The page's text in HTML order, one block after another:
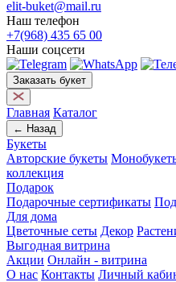
elit-buket@mail.ru
Наш телефон
+7(968) 435 65 00
Наши соцсети
Заказать букет
Главная Каталог
← Назад
Букеты
Авторские букеты
коллекция
Подарок
Подарочные сертификаты
Для дома
Цветочные сеты Декор
Выгодная витрина
Акции Онлайн - витрина
О нас Контакты Личный